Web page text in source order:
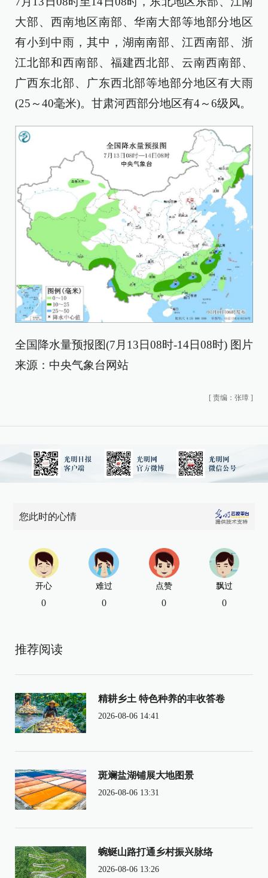
大部、西南地区南部、华南大部等地部分地区
有小到中雨，其中，湖南南部、江西南部、浙
江北部和西南部、福建西北部、云南西南部、
广西东北部、广东西北部等地部分地区有大雨
(25～40毫米)。甘肃河西部分地区有4～6级风。
全国降水量预报图(7月13日08时-14日08时) 图片
来源：中央气象台网站
[ 责编：张璋 ]
您此时的心情
开心
0
难过
0
点赞
0
飘过
0
推荐阅读
精耕乡土 特色种养的丰收答卷
2026-08-06 14:41
斑斓盐湖铺展大地图景
2026-08-06 13:31
蜿蜒山路打通乡村振兴脉络
2026-08-06 13:26